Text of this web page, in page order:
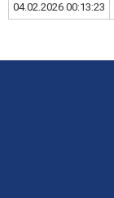
04.02.2026 00:13:23